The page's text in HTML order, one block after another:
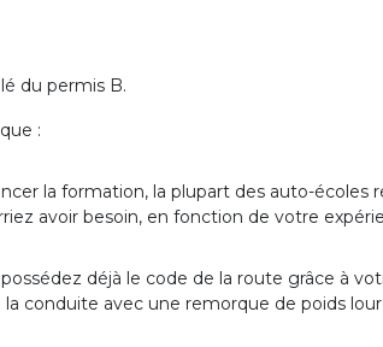
du permis B.
:
la formation, la plupart des auto-
avoir besoin, en fonction de votre
déjà le code de la route grâce à
conduite avec une remorque de poids